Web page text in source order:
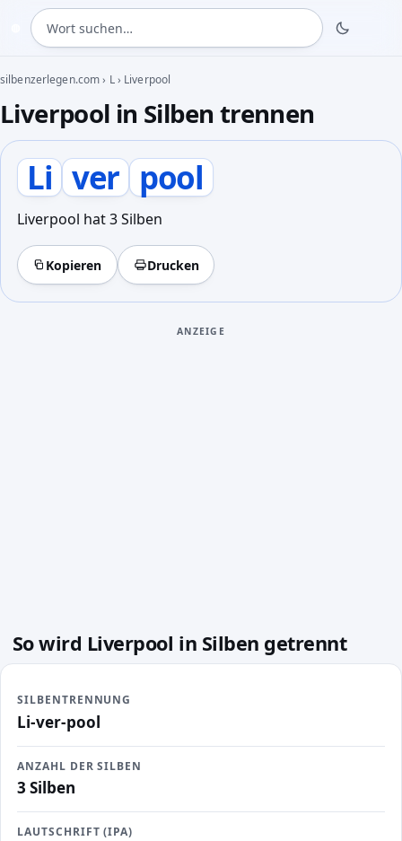
Wort suchen
silbenzerlegen.com› L› Liverpool
Liverpool in Silben trennen
Li ver pool
Liverpool hat 3 Silben
Kopieren Drucken
ANZEIGE
So wird Liverpool in Silben getrennt
SILBENTRENNUNG
Li-ver-pool
ANZAHL DER SILBEN
3 Silben
LAUTSCHRIFT (IPA)